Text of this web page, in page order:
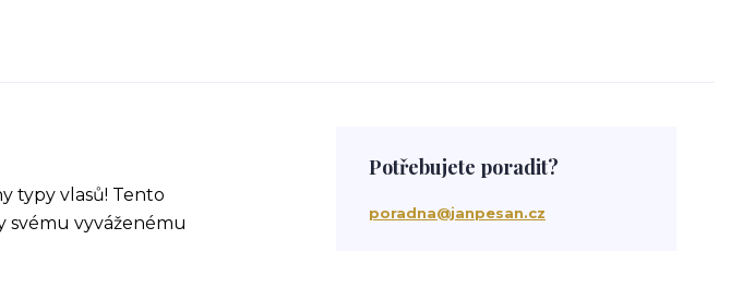
typy vlasů! Tento
svému vyváženému
Potřebujete poradit?
poradna@janpesan.cz